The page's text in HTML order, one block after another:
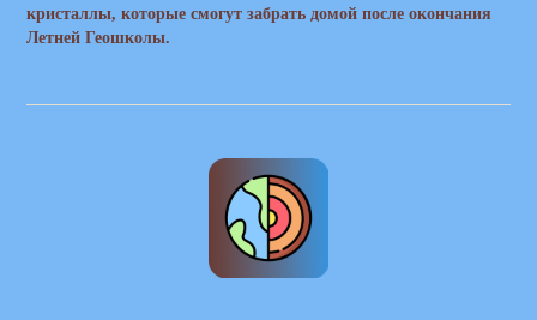
кристаллы, которые смогут забрать домой после окончания
Летней Геошколы.